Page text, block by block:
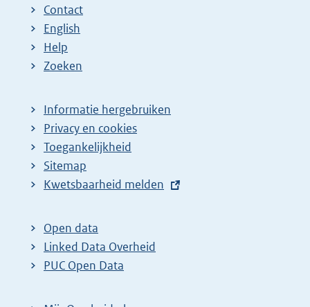
Contact
English
Help
Zoeken
Informatie hergebruiken
Privacy en cookies
Toegankelijkheid
Sitemap
E
t
e
r
Kwetsbaarheid melden
Open data
Linked Data Overheid
PUC Open Data